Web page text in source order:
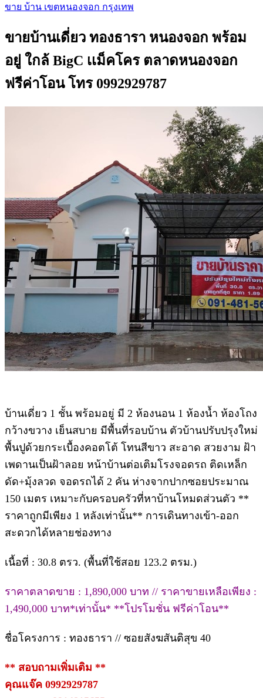
ขาย บ้าน เขตหนองจอก กรุงเทพ
ขายบ้านเดี่ยว ทองธารา หนองจอก พร้อม
อยู่ ใกล้ BigC เเม็คโคร ตลาดหนองจอก
ฟรีค่าโอน โทร 0992929787
บ้านเดี่ยว 1 ชั้น พร้อมอยู่ มี 2 ห้องนอน 1 ห้องน้ำ ห้องโถง
กว้างขวาง เย็นสบาย มีพื้นที่รอบบ้าน ตัวบ้านปรับปรุงใหม่
พื้นปูด้วยกระเบื้องคอตโต้ โทนสีขาว สะอาด สวยงาม ฝ้า
เพดานเป็นฝ้าลอย หน้าบ้านต่อเติมโรงจอดรถ ติดเหล็ก
ดัด+มุ้งลวด จอดรถได้ 2 คัน ห่างจากปากซอยประมาณ
150 เมตร เหมาะกับครอบครัวที่หาบ้านโหมดส่วนตัว **
ราคาถูกมีเพียง 1 หลังเท่านั้น** การเดินทางเข้า-ออก
สะดวกได้หลายช่องทาง
เนื้อที่ : 30.8 ตรว. (พื้นที่ใช้สอย 123.2 ตรม.)
ราคาตลาดขาย : 1,890,000 บาท // ราคาขายเหลือเพียง :
1,490,000 บาท*เท่านั้น* **โปรโมชั่น ฟรีค่าโอน**
ชื่อโครงการ : ทองธารา // ซอยสังฆสันติสุข 40
** สอบถามเพิ่มเติม **
คุณแจ๊ค 0992929787